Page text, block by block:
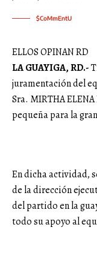
$CoMmEntU
ELLOS OPINAN RD
LA GUAYIGA, RD.-
juramentación del
Sra. MIRTHA
pequeña para la
En dicha actividad,
de la dirección
del partido en la
todo su apoyo al